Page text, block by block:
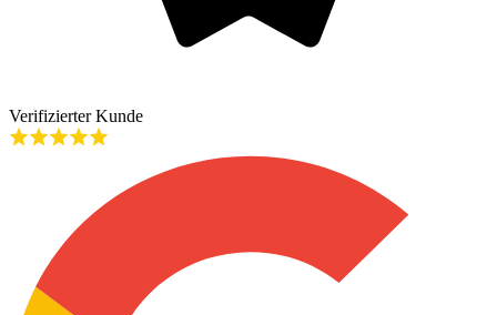
Verifizierter Kunde